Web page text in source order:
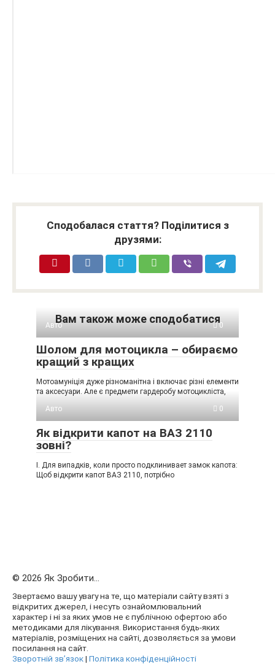
Сподобалася стаття? Поділитися з
друзями:
Вам також може сподобатися
Авто 0
Шолом для мотоцикла – обираємо
кращий з кращих
Мотоамуніція дуже різноманітна і включає різні елементи
та аксесуари. Але є предмети гардеробу мотоцикліста,
Авто
0
Як відкрити капот на ВАЗ 2110
зовні?
I. Для випадків, коли просто подклинивает замок капота:
Щоб відкрити капот ВАЗ 2110, потрібно
© 2026 Як Зробити...
Звертаємо вашу увагу на те, що матеріали сайту взяті з
відкритих джерел, і несуть ознайомлювальний
характер і ні за яких умов не є публічною офертою або
методиками для лікування. Використання будь-яких
матеріалів, розміщених на сайті, дозволяється за умови
посилання на сайт.
Зворотній зв’язок| Політика конфіденційності